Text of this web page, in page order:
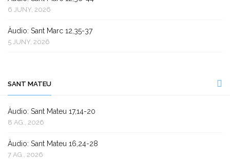
6 JUNY, 2026
Àudio: Sant Marc 12,35-37
5 JUNY, 2026
SANT MATEU
Àudio: Sant Mateu 17,14-20
8 AG., 2026
Àudio: Sant Mateu 16,24-28
7 AG., 2026